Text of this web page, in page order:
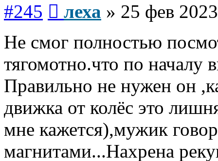
#245 леха » 25 фев
Не смог полностью
тягомотно.что по началу
Правильно не нужен он
движка от колёс это
мне кажется),мужик
магнитами...Нахрена